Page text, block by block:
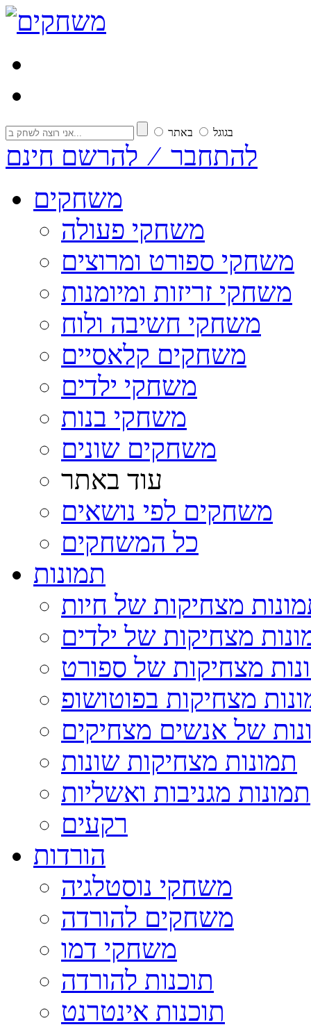
בגוגל באתר
להתחבר ⁄ להרשם חינם
משחקים
משחקי פעולה
משחקי ספורט ומרוצים
משחקי זריזות ומיומנות
משחקי חשיבה ולוח
משחקים קלאסיים
משחקי ילדים
משחקי בנות
משחקים שונים
עוד באתר
משחקים לפי נושאים
כל המשחקים
תמונות
מצחיקות של חיות
מצחיקות של ילדים
מצחיקות של ספורט
מצחיקות בפוטושופ
של אנשים מצחיקים
תמונות מצחיקות שונות
תמונות מגניבות ואשליות
רקעים
הורדות
משחקי נוסטלגיה
משחקים להורדה
משחקי דמו
תוכנות להורדה
תוכנות אינטרנט